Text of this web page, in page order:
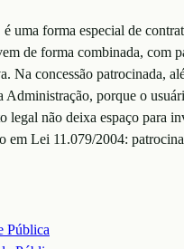
uma forma especial de
de forma combinada, com
Na concessão patrocinada,
porque o
legal não deixa espaço para
em Lei 11.079/2004:
Pública